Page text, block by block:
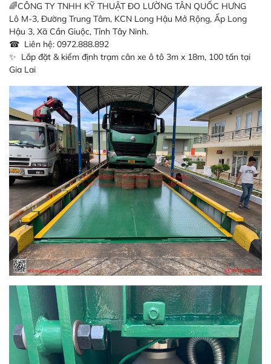
🌈CÔNG TY TNHH KỸ THUẬT ĐO LƯỜNG TÂN QUỐC HƯNG
Lô M-3, Đường Trung Tâm, KCN Long Hậu Mở Rộng, Ấp Long
Hậu 3, Xã Cần Giuộc, Tỉnh Tây Ninh.
☎ Liên hệ: 0972.888.892
✨ Lắp đặt & kiểm định trạm cân xe ô tô 3m x 18m, 100 tấn tại
Gia Lai